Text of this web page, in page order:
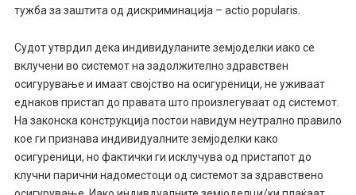
тужба за заштита од дискриминација – actio popularis.
Судот утврдил дека индивидуланите земјоделки иако се
вклучени во системот на задолжително здравствен
осигурување и имаат својство на осигуреници, не уживаат
еднаков пристап до правата што произлегуваат од системот.
На законска конструкција постои навидум неутрално правило
кое ги признава индивидуалните земјоделки како
осигуреници, нo фактички ги исклучува од пристапот до
клучни парични надоместоци од системот за здравствено